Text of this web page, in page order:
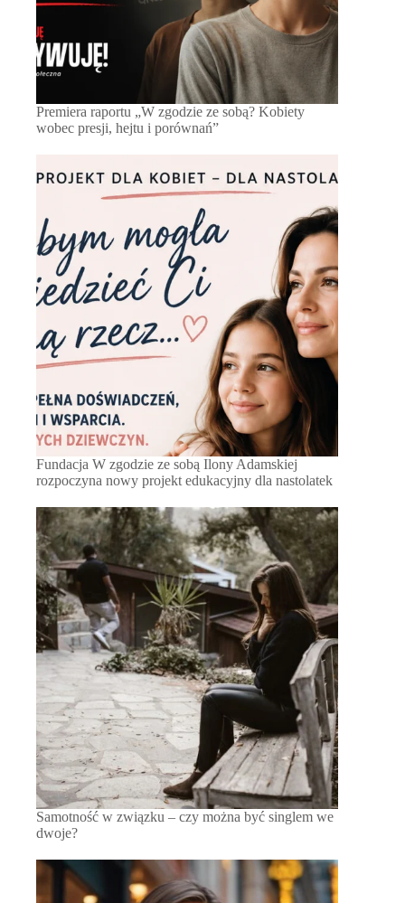
Premiera raportu „W zgodzie ze sobą? Kobiety
wobec presji, hejtu i porównań”
Fundacja W zgodzie ze sobą Ilony Adamskiej
rozpoczyna nowy projekt edukacyjny dla nastolatek
Samotność w związku – czy można być singlem we
dwoje?